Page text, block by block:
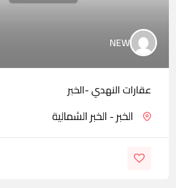
NEW
عقارات النهدي -الخبر
الخبر - الخبر الشمالية